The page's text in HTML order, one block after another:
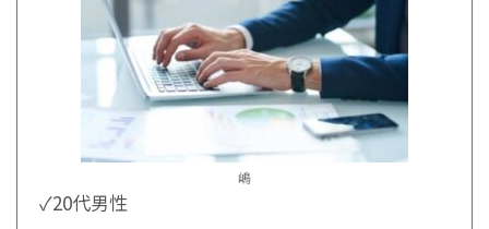
嶋
✓20代男性